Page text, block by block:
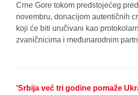
Crne Gore tokom predstojećeg
novembru, donacijom autentičnih
koji će biti uručivani kao
zvaničnicima i međunarodnim
'Srbija već tri godine pomaže